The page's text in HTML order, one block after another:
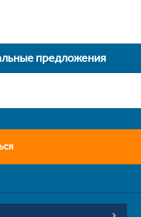
предложения